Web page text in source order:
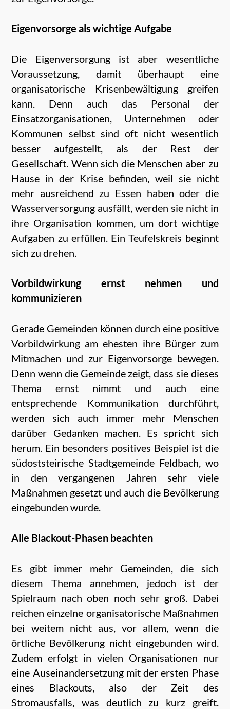
Eigenvorsorge als wichtige Aufgabe
Die Eigenversorgung ist aber wesentliche
Voraussetzung, damit überhaupt eine
organisatorische Krisenbewältigung greifen
kann. Denn auch das Personal der
Einsatzorganisationen, Unternehmen oder
Kommunen selbst sind oft nicht wesentlich
besser aufgestellt, als der Rest der
Gesellschaft. Wenn sich die Menschen aber zu
Hause in der Krise befinden, weil sie nicht
mehr ausreichend zu Essen haben oder die
Wasserversorgung ausfällt, werden sie nicht in
ihre Organisation kommen, um dort wichtige
Aufgaben zu erfüllen. Ein Teufelskreis beginnt
sich zu drehen.
Vorbildwirkung ernst nehmen und
kommunizieren
Gerade Gemeinden können durch eine positive
Vorbildwirkung am ehesten ihre Bürger zum
Mitmachen und zur Eigenvorsorge bewegen.
Denn wenn die Gemeinde zeigt, dass sie dieses
Thema ernst nimmt und auch eine
entsprechende Kommunikation durchführt,
werden sich auch immer mehr Menschen
darüber Gedanken machen. Es spricht sich
herum. Ein besonders positives Beispiel ist die
südoststeirische Stadtgemeinde Feldbach, wo
in den vergangenen Jahren sehr viele
Maßnahmen gesetzt und auch die Bevölkerung
eingebunden wurde.
Alle Blackout-Phasen beachten
Es gibt immer mehr Gemeinden, die sich
diesem Thema annehmen, jedoch ist der
Spielraum nach oben noch sehr groß. Dabei
reichen einzelne organisatorische Maßnahmen
bei weitem nicht aus, vor allem, wenn die
örtliche Bevölkerung nicht eingebunden wird.
Zudem erfolgt in vielen Organisationen nur
eine Auseinandersetzung mit der ersten Phase
eines Blackouts, also der Zeit des
Stromausfalls, was deutlich zu kurz greift.